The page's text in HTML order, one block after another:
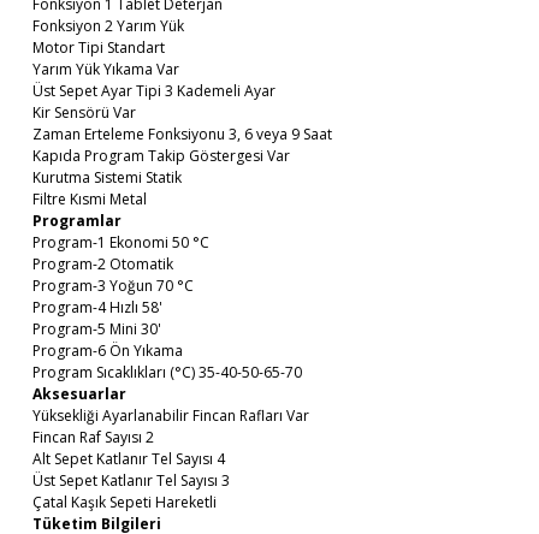
Fonksiyon 2 Yarım Yük
Motor Tipi Standart
Yarım Yük Yıkama Var
Üst Sepet Ayar Tipi 3 Kademeli Ayar
Kir Sensörü Var
Zaman Erteleme Fonksiyonu 3, 6 veya 9 Saat
Kapıda Program Takip Göstergesi Var
Kurutma Sistemi Statik
Filtre Kısmi Metal
Programlar
Program-1 Ekonomi 50 °C
Program-2 Otomatik
Program-3 Yoğun 70 °C
Program-4 Hızlı 58'
Program-5 Mini 30'
Program-6 Ön Yıkama
Program Sıcaklıkları (°C) 35-40-50-65-70
Aksesuarlar
Yüksekliği Ayarlanabilir Fincan Rafları Var
Fincan Raf Sayısı 2
Alt Sepet Katlanır Tel Sayısı 4
Üst Sepet Katlanır Tel Sayısı 3
Çatal Kaşık Sepeti Hareketli
Tüketim Bilgileri